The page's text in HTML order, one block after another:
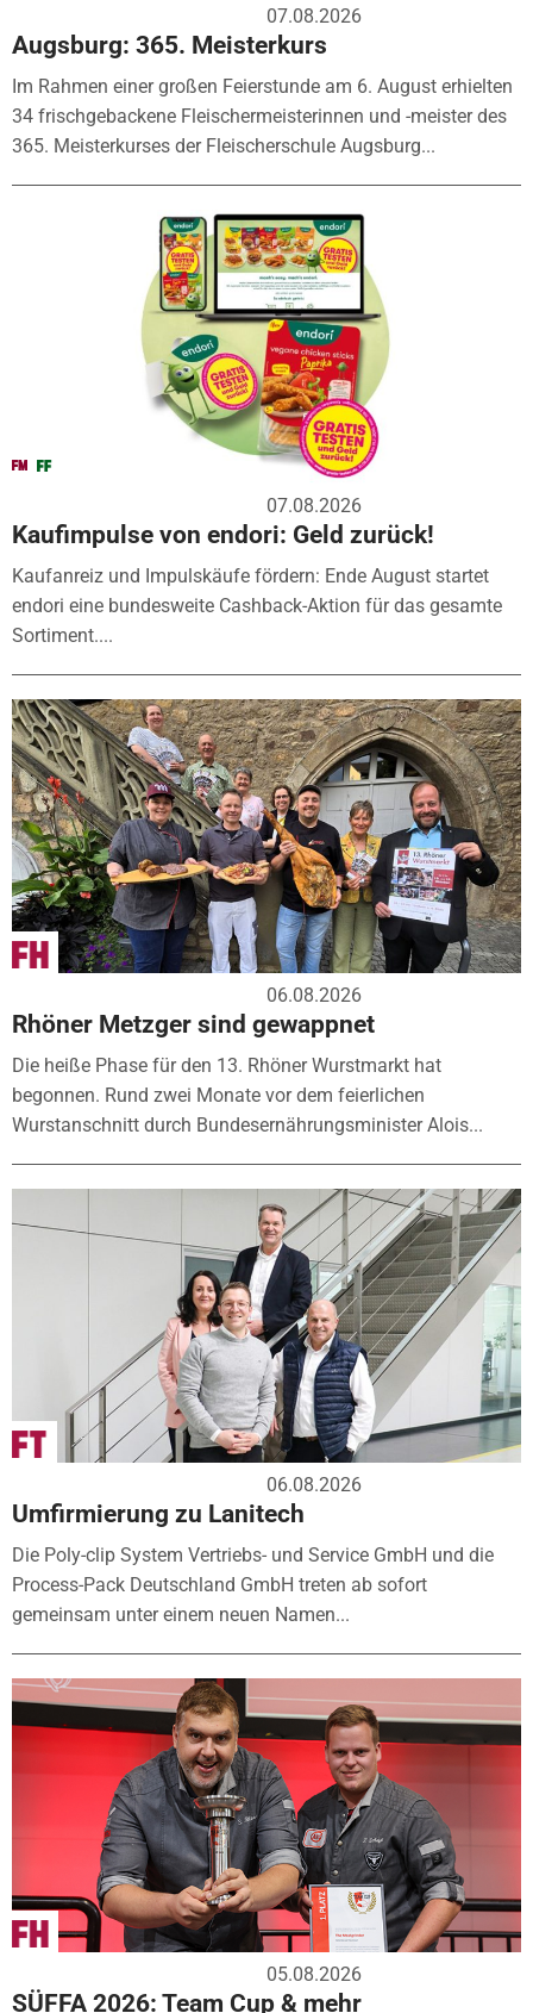
07.08.2026
Augsburg: 365. Meisterkurs
Im Rahmen einer großen Feierstunde am 6. August erhielten
34 frischgebackene Fleischermeisterinnen und -meister des
365. Meisterkurses der Fleischerschule Augsburg...
07.08.2026
Kaufimpulse von endori: Geld zurück!
Kaufanreiz und Impulskäufe fördern: Ende August startet
endori eine bundesweite Cashback-Aktion für das gesamte
Sortiment....
06.08.2026
Rhöner Metzger sind gewappnet
Die heiße Phase für den 13. Rhöner Wurstmarkt hat
begonnen. Rund zwei Monate vor dem feierlichen
Wurstanschnitt durch Bundesernährungsminister Alois...
06.08.2026
Umfirmierung zu Lanitech
Die Poly-clip System Vertriebs- und Service GmbH und die
Process-Pack Deutschland GmbH treten ab sofort
gemeinsam unter einem neuen Namen...
05.08.2026
SÜFFA 2026: Team Cup & mehr